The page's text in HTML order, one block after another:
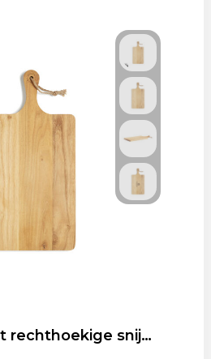
VINGA Buscot rechthoekige snijplank